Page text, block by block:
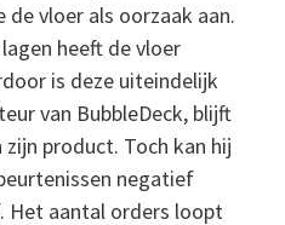
de vloer als oorzaak aan.
heeft de vloer
is deze uiteindelijk
van BubbleDeck, blijft
product. Toch kan hij
negatief
Het aantal orders loopt